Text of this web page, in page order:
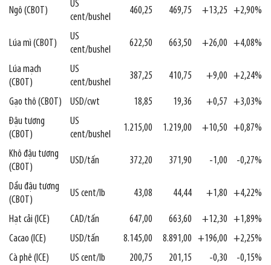
Ngô (CBOT)
US
cent/bushel
460,25 469,75 +13,25 +2,90%
Lúa mì (CBOT)
US
cent/bushel
622,50 663,50 +26,00 +4,08%
Lúa mạch
(CBOT)
US
cent/bushel
387,25 410,75 +9,00 +2,24%
Gạo thô (CBOT) USD/cwt 18,85 19,36 +0,57
+3,03%
Đậu tương
(CBOT)
US
cent/bushel
1.215,00 1.219,00 +10,50 +0,87%
Khô đậu tương
(CBOT)
USD/tấn 372,20 371,90 -1,00 -0,27%
Dầu đậu tương
(CBOT)
US cent/lb 43,08 44,44 +1,80 +4,22%
Hạt cải (ICE) CAD/tấn 647,00 663,60 +12,30
+1,89%
Cacao (ICE)
USD/tấn 8.145,00 8.891,00 +196,00
+2,25%
Cà phê (ICE)
US cent/lb 200,75 201,15 -0,30
-0,15%